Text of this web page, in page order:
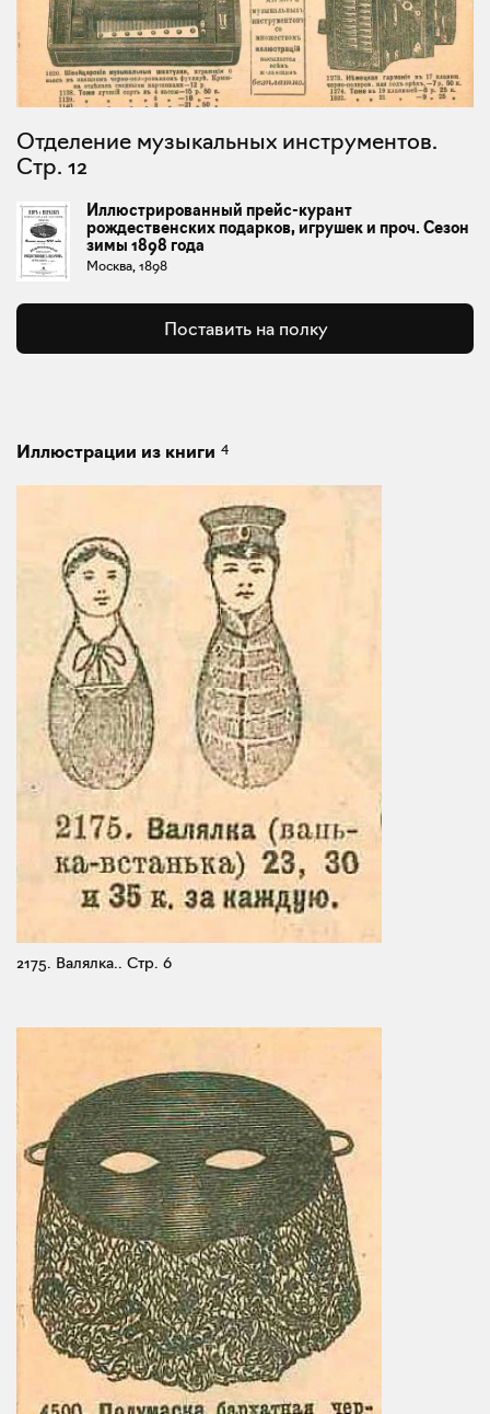
Отделение музыкальных инструментов.
Стр. 12
Иллюстрированный прейс-курант
рождественских подарков, игрушек и проч. Сезон
зимы 1898 года
Москва, 1898
Поставить на полку
Иллюстрации из книги 4
2175. Валялка.. Стр. 6